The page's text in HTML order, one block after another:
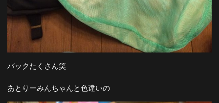
バックたくさん笑
あとりーみんちゃんと色違いの